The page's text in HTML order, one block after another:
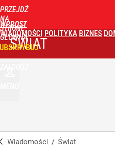
PRZEJDŹ
NA
STRONĘ
GŁÓWNĄ
WPROST
WIADOMOŚCI POLITYKA BIZNES
ŚWIAT
Wiadomości / Świat